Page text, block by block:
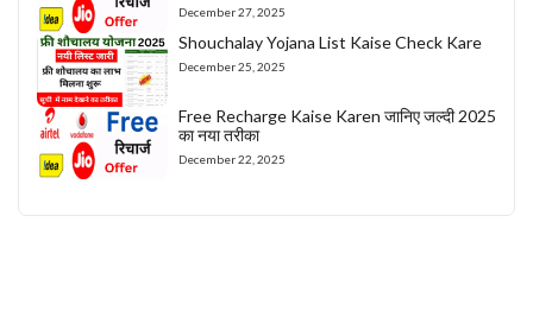
December 27, 2025
Shouchalay Yojana List Kaise Check Kare
December 25, 2025
Free Recharge Kaise Karen जानिए जल्दी 2025
का नया तरीका
December 22, 2025